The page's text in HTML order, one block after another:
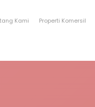
Kami Properti Komersil